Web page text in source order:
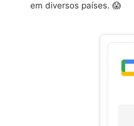
em diversos países. 😱